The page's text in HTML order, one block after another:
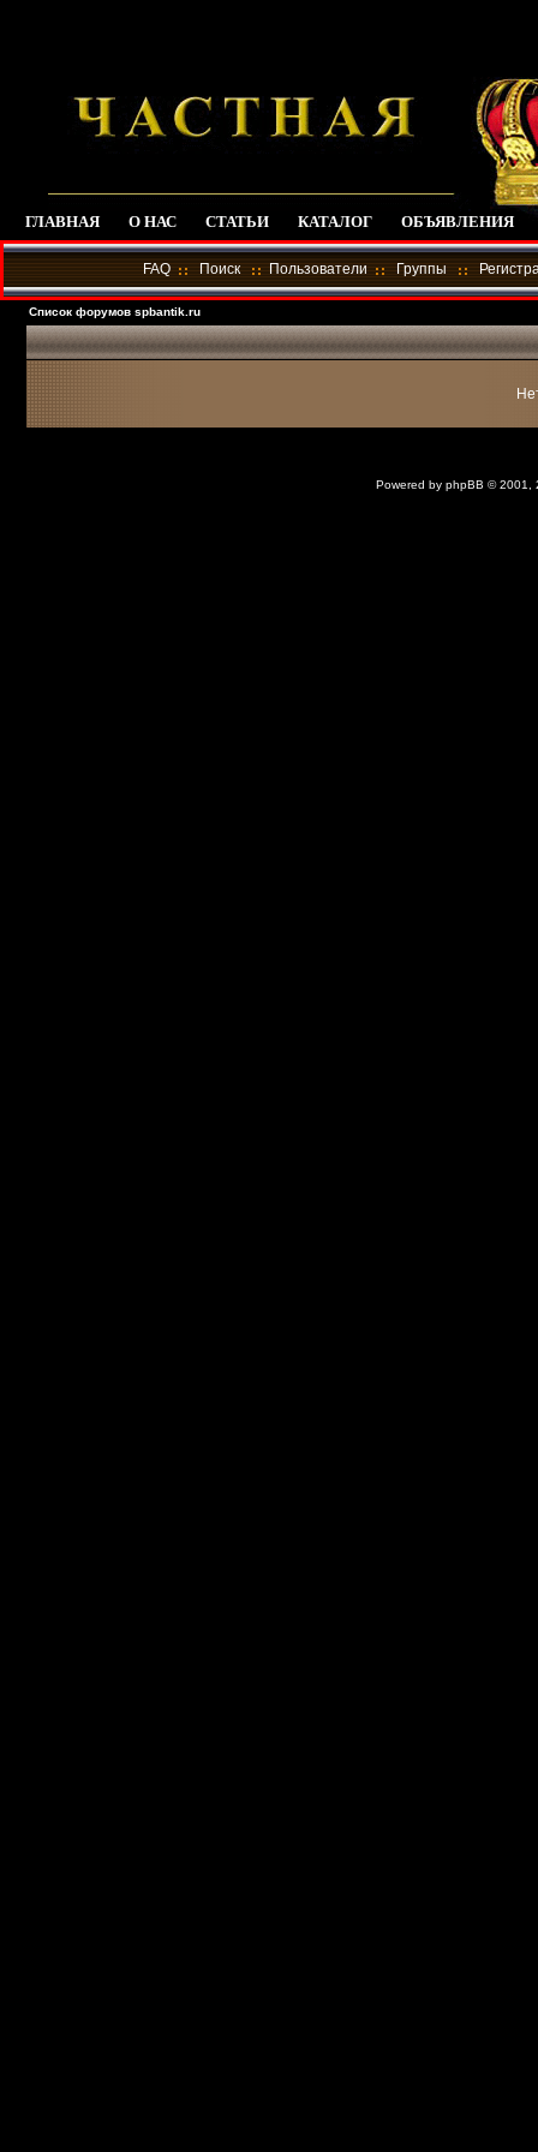
ГЛАВНАЯ О НАС СТАТЬИ КАТАЛОГ ОБЪЯВЛЕНИЯ
FAQ Поиск Пользователи Группы
Список форумов spbantik.ru
Powered by phpBB © 2001,